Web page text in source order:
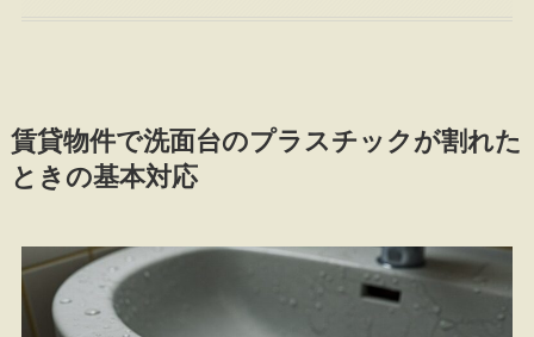
賃貸物件で洗面台のプラスチックが割れた
ときの基本対応